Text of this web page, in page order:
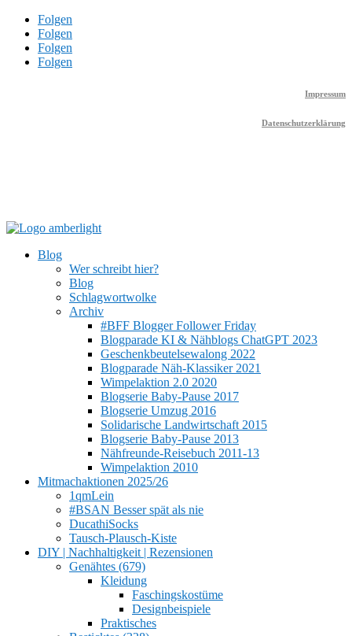
Folgen
Folgen
Folgen
Folgen
Impressum
Datenschutzerklärung
Blog
Wer schreibt hier?
Blog
Schlagwortwolke
Archiv
#BFF Blogger Follower Friday
Blogparade KI & Nähblogs ChatGPT 2023
Geschenkbeutelsewalong 2022
Blogparade Näh-Klassiker 2021
Wimpelaktion 2.0 2020
Blogserie Baby-Pause 2017
Blogserie Umzug 2016
Solidarische Landwirtschaft 2015
Blogserie Baby-Pause 2013
Nähfreunde-Reisebuch 2011-13
Wimpelaktion 2010
Mitmachaktionen 2025/26
1qmLein
#BSAN Besser spät als nie
DucathiSocks
Tausch-Plausch-Kiste
DIY | Nachhaltigkeit | Rezensionen
Genähtes (679)
Kleidung
Faschingskostüme
Designbeispiele
Praktisches